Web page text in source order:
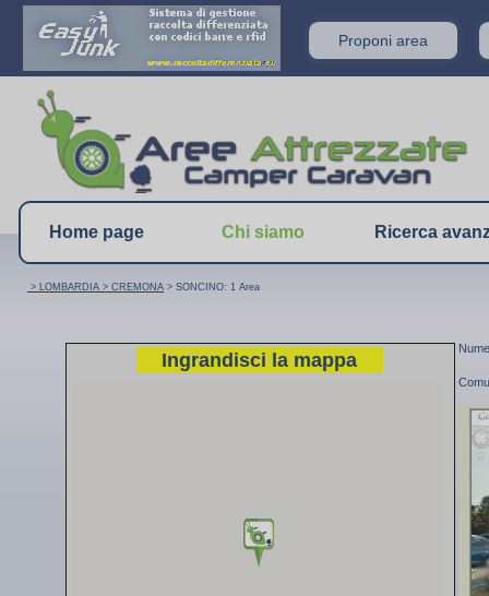
Proponi area
Home page Chi siamo Ricerca
Ingrandisci la mappa
> LOMBARDIA > CREMONA > SONCINO: 1 Area